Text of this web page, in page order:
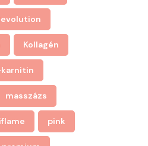
Kollagén
masszázs
pink